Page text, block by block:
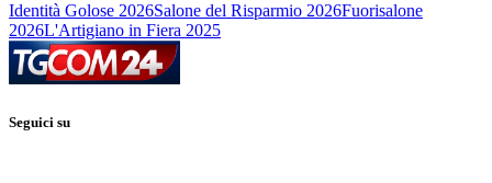
Identità Golose 2026Salone del Risparmio 2026Fuorisalone
2026L'Artigiano in Fiera 2025
Seguici su